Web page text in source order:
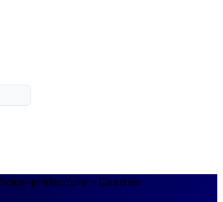
Sous-préfecture - Castres